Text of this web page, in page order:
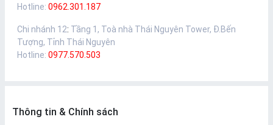
Hotline: 0962.301.187
Chi nhánh 12: Tầng 1, Toà nhà Thái Nguyên Tower, Đ.Bến
Tượng, Tỉnh Thái Nguyên
Hotline: 0977.570.503
Thông tin & Chính sách